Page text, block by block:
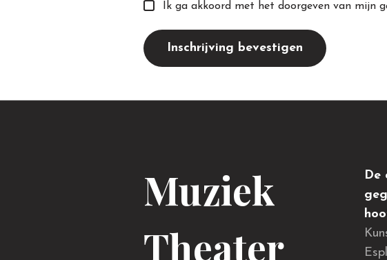
Ik ga akkoord met het doorgeven van mijn
Inschrijving bevestigen
Muziek
Theater
De